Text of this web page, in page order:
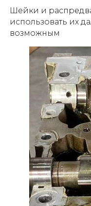
Шейки и
использовать их
возможным